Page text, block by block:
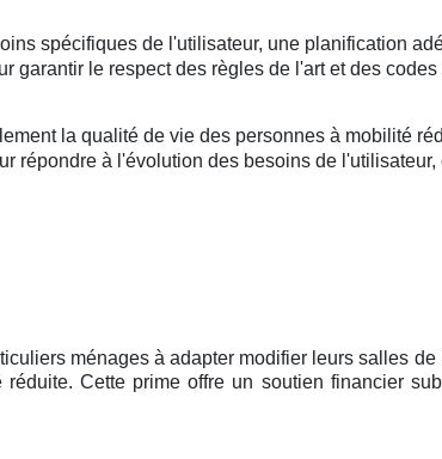
spécifiques de l'utilisateur, une planification
le respect des règles de l'art et des
la qualité de vie des personnes à mobilité
répondre à l'évolution des besoins de
ménages à adapter modifier leurs salles
Cette prime offre un soutien financier